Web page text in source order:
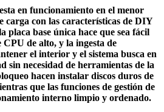
en funcionamiento en el menor
carga con las características de DIY
placa base única hace que sea fácil
de alto, y la ingesta de
el interior y el sistema busca en
sin necesidad de herramientas de la
hacen instalar discos duros de
que las funciones de gestión de
interno limpio y ordenado.